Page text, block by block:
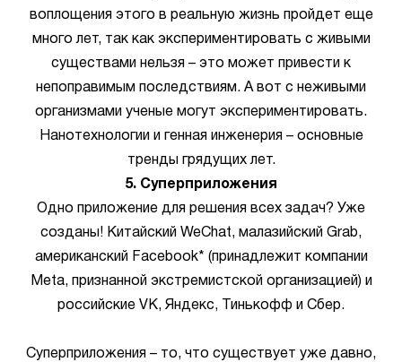
воплощения этого в реальную жизнь пройдет еще
много лет, так как экспериментировать с живыми
существами нельзя – это может привести к
непоправимым последствиям. А вот с неживыми
организмами ученые могут экспериментировать.
Нанотехнологии и генная инженерия – основные
тренды грядущих лет.
5. Суперприложения
Одно приложение для решения всех задач? Уже
созданы! Китайский WeChat, малазийский Grab,
американский Facebook* (принадлежит компании
Meta, признанной экстремистской организацией) и
российские VK, Яндекс, Тинькофф и Сбер.
Суперприложения – то, что существует уже давно,